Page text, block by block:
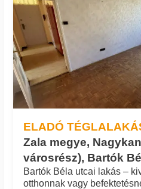
ELADÓ
Zala megye,
városrész), Bartók
Bartók Béla utcai lakás –
otthonnak vagy